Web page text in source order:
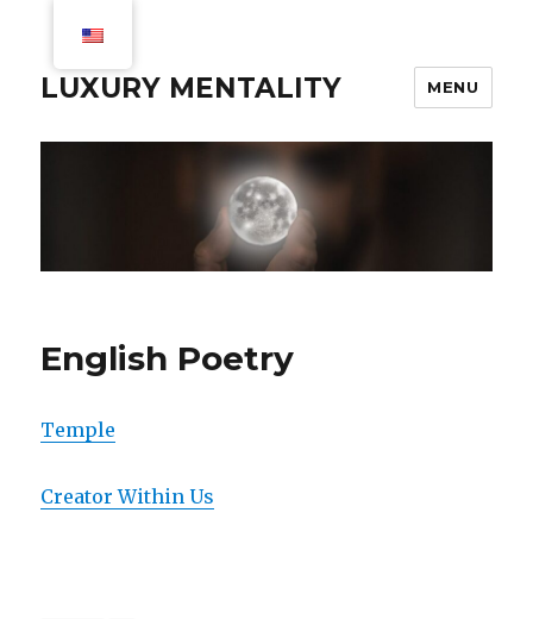
LUXURY MENTALITY MENU
English Poetry
Temple
Creator Within Us